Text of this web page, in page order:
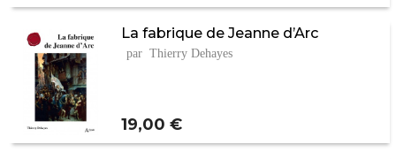
La fabrique de Jeanne d’Arc
par Thierry Dehayes
Prix
19,00 €